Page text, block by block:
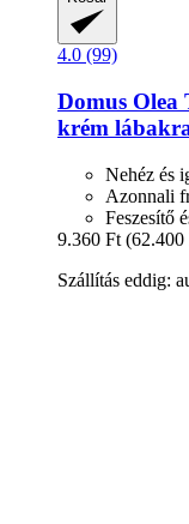
4.0 (99)
Domus Olea
krém
Nehéz és
Azonnali
Feszesítő
9.360 Ft (62.400
Szállítás eddig: